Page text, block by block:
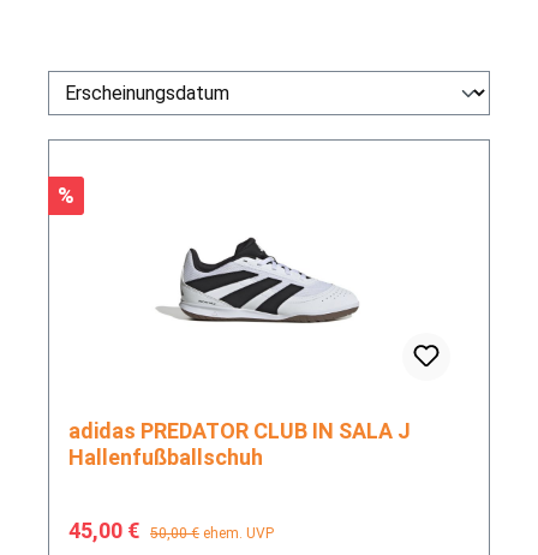
Rabatt
%
adidas PREDATOR CLUB IN SALA J
Hallenfußballschuh
Verkaufspreis:
45,00 € Regulärer Preis:
50,00 € ehem. UVP